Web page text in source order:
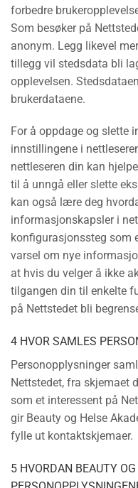
forbedre
Som besøker på
anonym. Legg likevel
tillegg vil stedsdata bli
opplevelsen.
brukerdataene.
For å oppdage og slette
innstillingene i
nettleseren din kan
til å unngå eller slette
kan også lære deg
informasjonskapsler i
konfigurasjonssteg som
varsel om nye
at hvis du velger å ikke
tilgangen din til enkelte
på Nettstedet bli
4 HVOR SAMLES
Personopplysninger
Nettstedet, fra skjemaet
som et interessent på
gir Beauty og Helse
fylle ut kontaktskjemaer.
5 HVORDAN BEAUTY